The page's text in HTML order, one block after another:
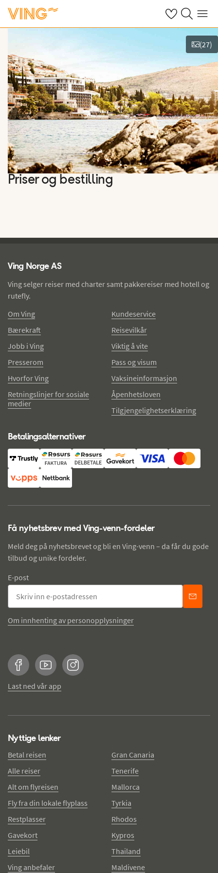
Se dine sparte
Søk påMeny
Vis bilder
(27)
Priser og bestilling
Ving Norge AS
Ving selger reiser med charter samt pakkereiser med hotell og
rutefly.
Om Ving
Bærekraft
Jobb i Ving
Presserom
Hvorfor Ving
Retningslinjer for sosiale
medier
Kundeservice
Reisevilkår
Viktig å vite
Pass og visum
Vaksineinformasjon
Åpenhetsloven
Tilgjengelighetserklæring
Betalingsalternativer
Få nyhetsbrev med Ving-venn-fordeler
Meld deg på nyhetsbrevet og bli en Ving-venn – da får du gode
tilbud og unike fordeler.
E-post
Om innhenting av personopplysninger
FacebookYouTubeInstagram
Last ned vår app
Nyttige lenker
Betal reisen
Alle reiser
Alt om flyreisen
Fly fra din lokale flyplass
Restplasser
Gavekort
Leiebil
Ving anbefaler
Gran Canaria
Tenerife
Mallorca
Tyrkia
Rhodos
Kypros
Thailand
Maldivene